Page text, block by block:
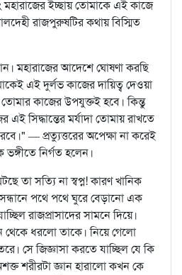
ইচ্ছায় তোমাকে এই কাজে
রাজপুরুষটির কথায় বিস্মিত
মহারাজের আদেশে ঘোষণা করছি
এই দুর্লভ কাজের দায়িত্ব দেওয়া
কাজের উপযুক্তই হবে। কিন্তু
এই সিদ্ধান্তের মর্যাদা তোমায় রাখতে
— প্রত্যুত্তরের অপেক্ষা না করেই
নির্গত হলেন।
তা সত্যি না স্বপ্ন! কারণ খানিক
পথে পথে ঘুরে বেড়ানো এক
রাজপ্রাসাদের সামনে দিয়ে।
থেকে ধরলো তাকে। নিয়ে গেলো
সে জিজ্ঞাসা করতে যাচ্ছিল যে কি
শরীরটা জ্ঞান হারালো কখন কে